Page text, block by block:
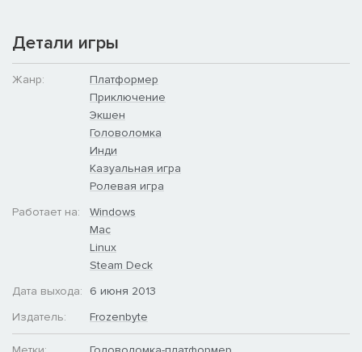
...Steam\\\\\\\\steamapps\\\\\\\\common\\\\\\\\Trine
2\\\\\\\\Soundtrack
Детали игры
Жанр:
Платформер
Приключение
Экшен
Головоломка
Инди
Казуальная игра
Ролевая игра
Работает на:
Windows
Mac
Linux
Steam Deck
Дата выхода:
6 июня 2013
Издатель:
Frozenbyte